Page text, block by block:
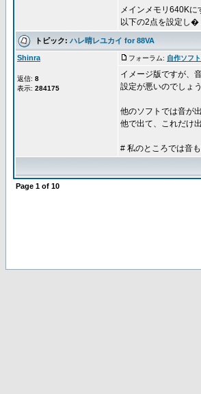
メインメモリ640Kに
以下の2点を設定し�
トピック: ハレ晴レユカイ for 88VA
Shinra
返信: 8
表示: 284175
フォーラム: 自作ソフ
イメージ版ですが、
設定が悪いのでしょう
他のソフトでは音が
他で出て、これだけ
# 私のところでは音も
Page 1 of 10